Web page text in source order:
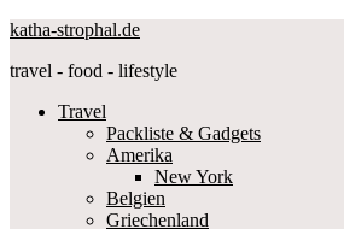
katha-strophal.de
travel - food - lifestyle
Travel
Packliste & Gadgets
Amerika
New York
Belgien
Griechenland